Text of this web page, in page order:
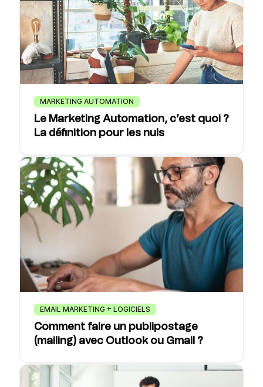
MARKETING AUTOMATION
Le Marketing Automation, c’est quoi ?
La définition pour les nuls
EMAIL MARKETING + LOGICIELS
Comment faire un publipostage
(mailing) avec Outlook ou Gmail ?